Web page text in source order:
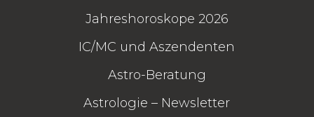
Jahreshoroskope 2026
IC/MC undAszendenten
Astro-Beratung
Astrologie – Newsletter